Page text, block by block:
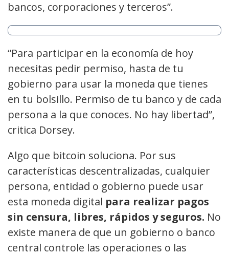
bancos, corporaciones y terceros”.
“Para participar en la economía de hoy
necesitas pedir permiso, hasta de tu
gobierno para usar la moneda que tienes
en tu bolsillo. Permiso de tu banco y de cada
persona a la que conoces. No hay libertad”,
critica Dorsey.
Algo que bitcoin soluciona. Por sus
características descentralizadas, cualquier
persona, entidad o gobierno puede usar
esta moneda digital para realizar pagos
sin censura, libres, rápidos y seguros. No
existe manera de que un gobierno o banco
central controle las operaciones o las